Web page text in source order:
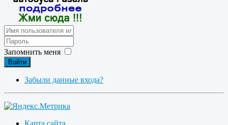
Запомнить меня
Войти
Забыли данные входа?
Карта сайта